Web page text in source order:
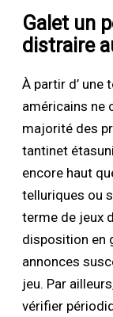
Galet un
distraire
À partir d’ une
américains ne
majorité des
tantinet
encore haut
telluriques ou
terme de jeux
disposition en
annonces
jeu. Par
vérifier